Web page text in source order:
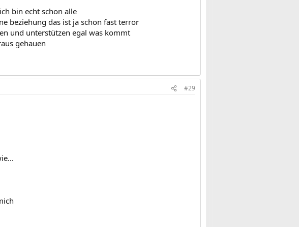
bin echt schon alle
beziehung das ist ja schon fast terror
und unterstützen egal was kommt
gehauen
#29